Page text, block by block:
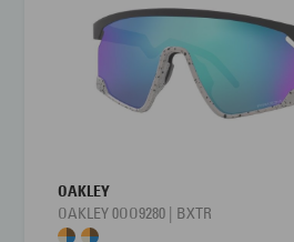
OAKLEY
OAKLEY 0OO9280 | BXTR